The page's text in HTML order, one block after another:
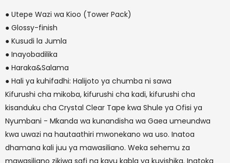
● Utepe Wazi wa Kioo (Tower Pack)
● Glossy-finish
● Kusudi la Jumla
● Inayobadilika
● Haraka&Salama
● Hali ya kuhifadhi: Halijoto ya chumba ni sawa
Kifurushi cha mikoba, kifurushi cha kadi, kifurushi cha
kisanduku cha Crystal Clear Tape kwa Shule ya Ofisi ya
Nyumbani - Mkanda wa kunandisha wa Gaea umeundwa
kwa uwazi na hautaathiri mwonekano wa uso. Inatoa
dhamana kali juu ya mawasiliano. Weka sehemu za
mawasiliano zikiwa safi na kavu kabla ya kuvishika. Inatoka